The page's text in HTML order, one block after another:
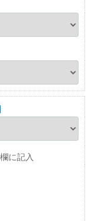
に記入